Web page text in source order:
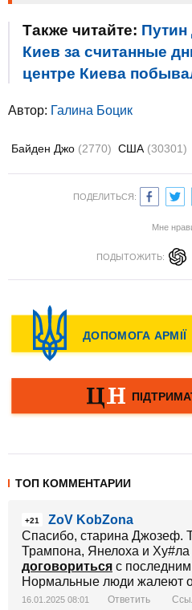
Также читайте: Путин
Киев за считанные
центре Киева
Автор: Галина Боцик
Байден Джо (2770) США (30301)
ПОДЕЛИТЬСЯ:
Мне
ПОДЫТОЖИТЬ:
ТОП КОММЕНТАРИИ
+21
ZoV KobZona
Спасибо, старина Джозеф.
Трампона, Янелоха и Ху#ла
договориться с последним
Нормальные люди жалеют
16.01.2025 08:01 Ответить